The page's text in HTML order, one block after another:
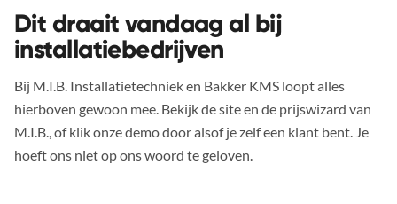
Dit draait vandaag al bij
installatiebedrijven
Bij M.I.B. Installatietechniek en Bakker KMS loopt alles
hierboven gewoon mee. Bekijk de site en de prijswizard van
M.I.B., of klik onze demo door alsof je zelf een klant bent. Je
hoeft ons niet op ons woord te geloven.